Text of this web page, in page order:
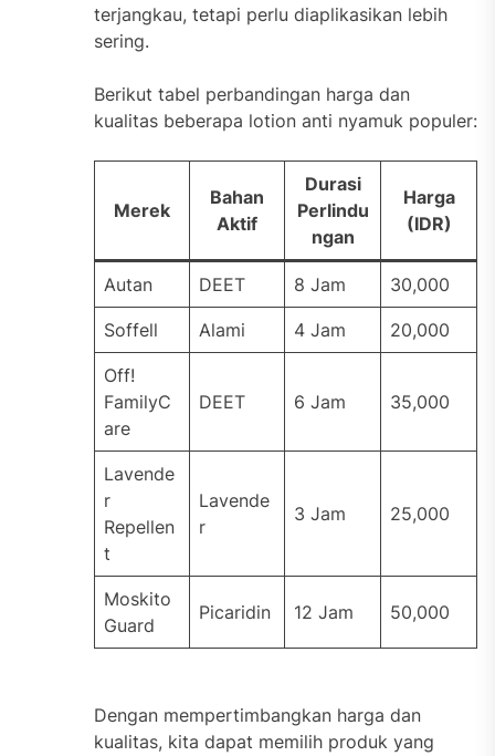
terjangkau, tetapi perlu diaplikasikan lebih
sering.
Berikut tabel perbandingan harga dan
kualitas beberapa lotion anti nyamuk populer:
Merek
Bahan
Aktif
Durasi
Perlindu
ngan
Harga
(IDR)
Autan DEET 8 Jam 30,000
Soffell Alami 4 Jam 20,000
Off!
FamilyC
are
DEET 6 Jam 35,000
Lavende
r
Repellen
t
Lavende
r
3 Jam 25,000
Moskito
Guard
Picaridin 12 Jam 50,000
Dengan mempertimbangkan harga dan
kualitas, kita dapat memilih produk yang